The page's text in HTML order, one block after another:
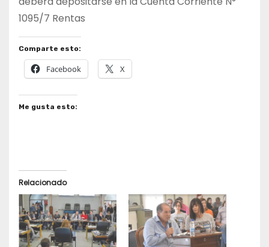
1095/7 Rentas
Comparte esto:
Facebook X
Me gusta esto:
Relacionado